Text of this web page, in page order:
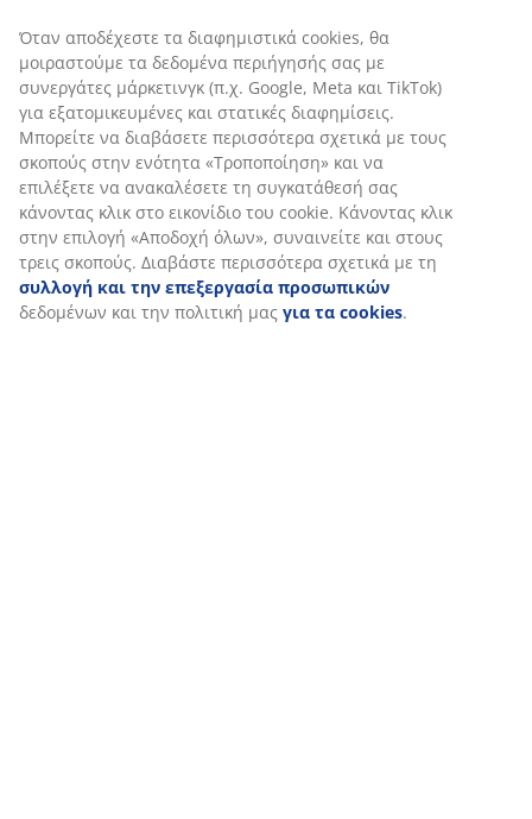
Αποστολή
Όταν αποδέχεστε τα διαφημιστικά cookies, θα
μοιραστούμε τα δεδομένα περιήγησής σας με
συνεργάτες μάρκετινγκ (π.χ. Google, Meta και TikTok)
για εξατομικευμένες και στατικές διαφημίσεις.
Μπορείτε να διαβάσετε περισσότερα σχετικά με τους
σκοπούς στην ενότητα «Τροποποίηση» και να
επιλέξετε να ανακαλέσετε τη συγκατάθεσή σας
κάνοντας κλικ στο εικονίδιο του cookie. Κάνοντας κλικ
στην επιλογή «Αποδοχή όλων», συναινείτε και στους
τρεις σκοπούς. Διαβάστε περισσότερα σχετικά με τη
συλλογή και την επεξεργασία προσωπικών
δεδομένων και την πολιτική μας για τα cookies.